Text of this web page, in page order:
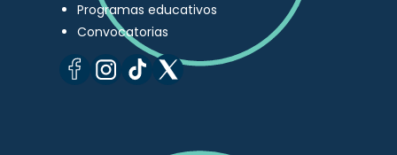
Programas educativos
Convocatorias